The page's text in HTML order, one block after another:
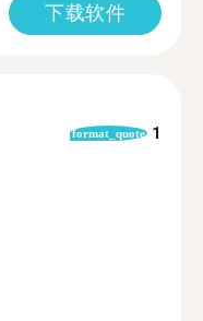
下载软件
format_quote 1